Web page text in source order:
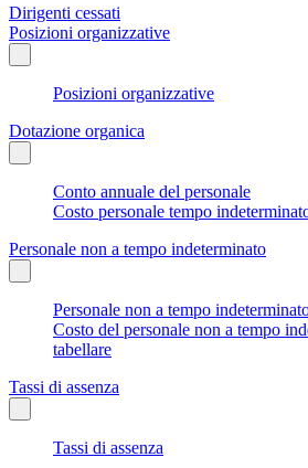
Dirigenti cessati
Posizioni organizzative
Posizioni organizzative
Dotazione organica
Conto annuale del personale
Costo personale tempo
Personale non a tempo indeterminato
Personale non a tempo
Costo del personale non a tempo
tabellare
Tassi di assenza
Tassi di assenza